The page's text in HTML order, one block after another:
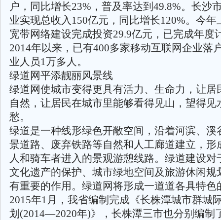
户，同比增长23%，普及率达到49.8%。长沙
业实现总收入150亿元，同比增长120%。今年
宽带网络建设完成投资29.9亿元，已完成年度
2014年以来，已有400多家移动互联网企业落
业人员1万多人。
绿道网平添靓丽风景线
绿道网使城市变得更具有活力、生命力，让居
自然，让居民在城市里能够看得见山，望得见
愁。
绿道是一种线形绿色开敞空间，沿着河滨、溪
景道路、废弃铁路等自然和人工廊道建立，形
人和骑车者进入的景观游憩线路。绿道建设对
文化遗产的保护、城市绿地空间及旅游休闲规
有重要的作用。绿道网将形成一道道各具特色
2015年1月，我省编制完成《长株潭城市群城
划(2014—2020年)》，长株潭三市也分别编制